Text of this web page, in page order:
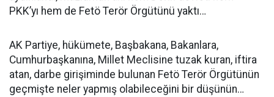
PKK’yı hem de Fetö Terör Örgütünü yaktı…
AK Partiye, hükümete, Başbakana, Bakanlara,
Cumhurbaşkanına, Millet Meclisine tuzak kuran, iftira
atan, darbe girişiminde bulunan Fetö Terör Örgütünün
geçmişte neler yapmış olabileceğini bir düşünün…